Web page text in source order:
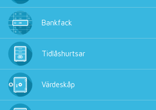
Bankfack
Tidlåshurtsar
Värdeskåp